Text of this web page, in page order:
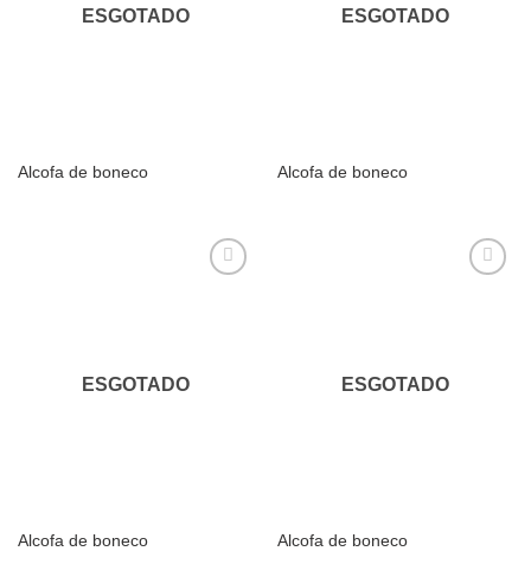
ESGOTADO
Alcofa de boneco
ESGOTADO
Alcofa de boneco
ESGOTADO
Alcofa de boneco
ESGOTADO
Alcofa de boneco